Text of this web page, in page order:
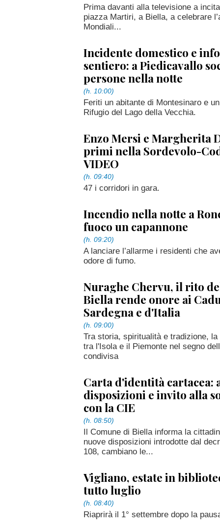
Prima davanti alla televisione a
piazza Martiri, a Biella, a celebrare
Mondiali...
Incidente domestico e
sentiero: a Piedicavallo
persone nella notte
(h. 10:00)
Feriti un abitante di Montesinaro e
Rifugio del Lago della Vecchia.
Enzo Mersi e Margherita
primi nella Sordevolo-
VIDEO
(h. 09:40)
47 i corridori in gara.
Incendio nella notte a
fuoco un capannone
(h. 09:20)
A lanciare l’allarme i residenti che
odore di fumo.
Nuraghe Chervu, il rito
Biella rende onore ai
Sardegna e d'Italia
(h. 09:00)
Tra storia, spiritualità e tradizione,
tra l'Isola e il Piemonte nel segno
condivisa
Carta d'identità cartacea:
disposizioni e invito alla
con la CIE
(h. 08:50)
Il Comune di Biella informa la
nuove disposizioni introdotte dal
108, cambiano le...
Vigliano, estate in
tutto luglio
(h. 08:40)
Riaprirà il 1° settembre dopo la